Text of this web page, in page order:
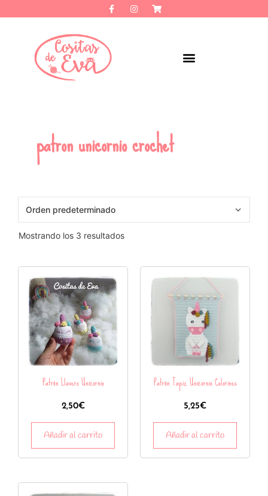
patron unicornio crochet
Mostrando los 3 resultados
Patrón Llavero Unicornio
2,50€
Añadir al carrito
Patrón Tapiz Unicornio Colorines
5,25€
Añadir al carrito